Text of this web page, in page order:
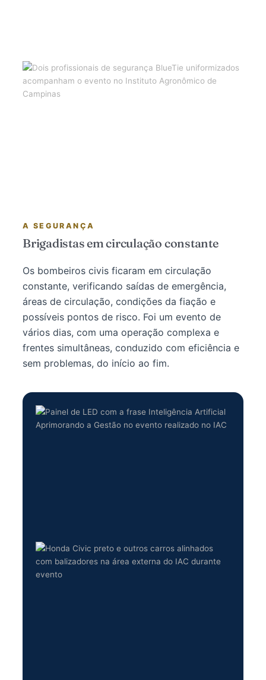
A SEGURANÇA
Brigadistas em circulação constante
Os bombeiros civis ficaram em circulação
constante, verificando saídas de emergência,
áreas de circulação, condições da fiação e
possíveis pontos de risco. Foi um evento de
vários dias, com uma operação complexa e
frentes simultâneas, conduzido com eficiência e
sem problemas, do início ao fim.